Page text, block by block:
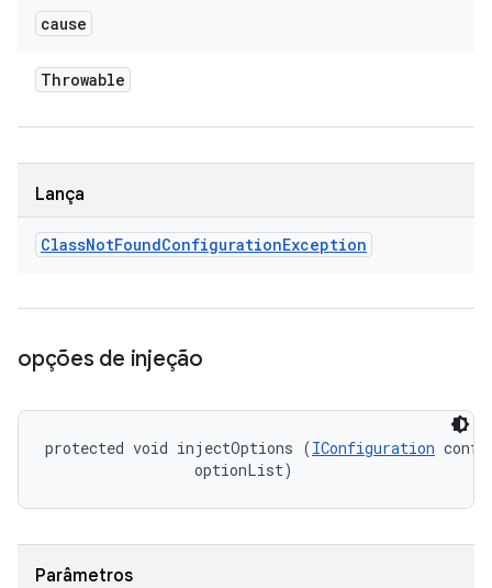
cause
Throwable
Lança
ClassNotFoundConfigurationException
opções de injeção
protected void injectOptions (IConfiguration
optionList)
Parâmetros